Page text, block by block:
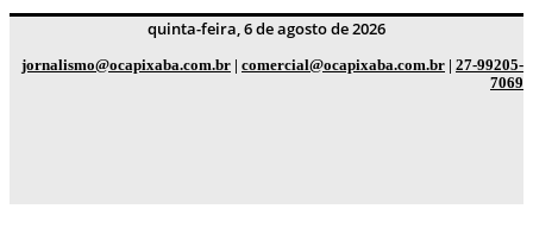
quinta-feira, 6 de agosto de 2026
jornalismo@ocapixaba.com.br | comercial@ocapixaba.com.br | 27-99205-
7069